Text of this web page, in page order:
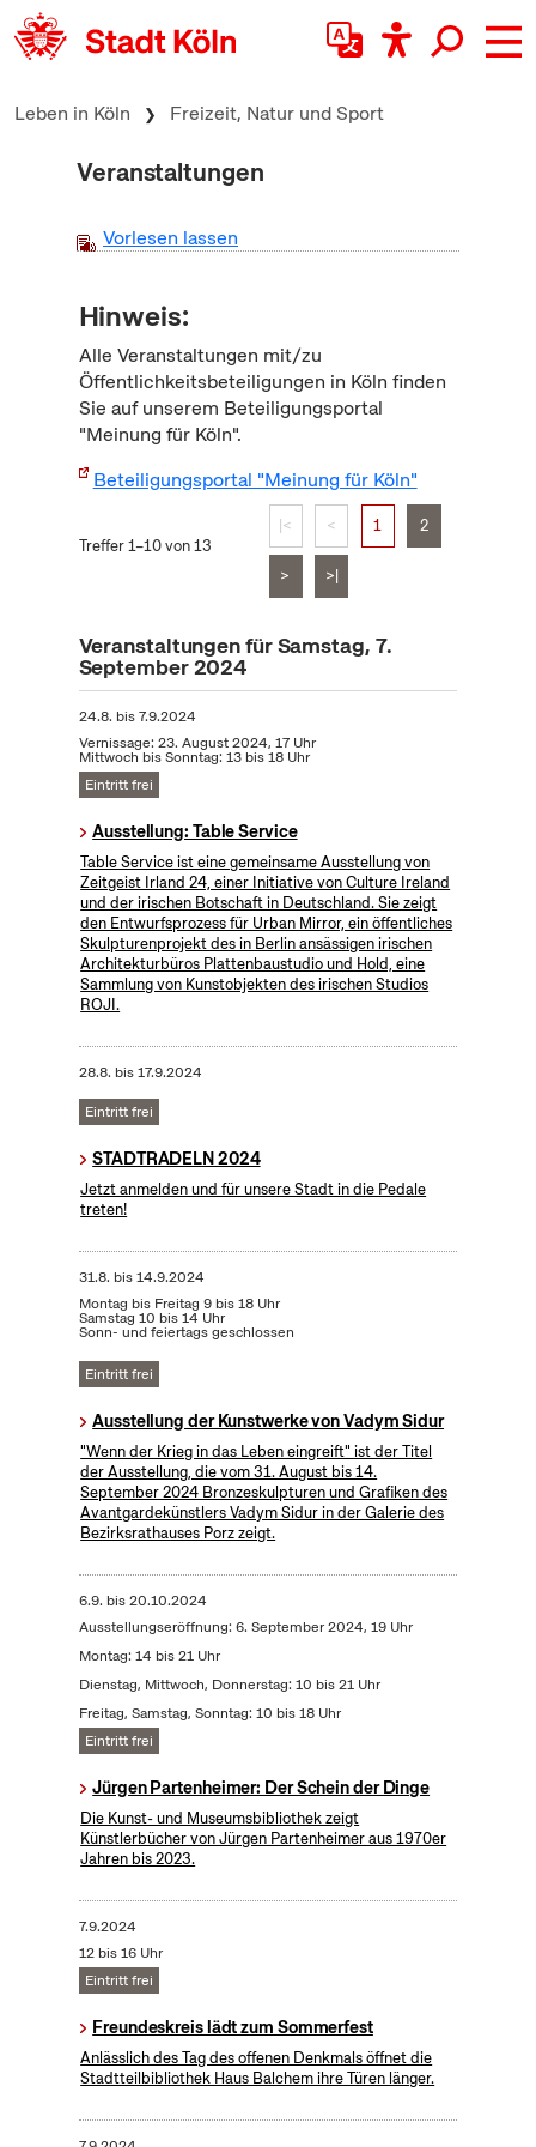
zum Inhalt springen
Leben in Köln Freizeit, Natur und Sport
Veranstaltungen
Vorlesen lassen
Hinweis:
Alle Veranstaltungen mit/zu
Öffentlichkeitsbeteiligungen in Köln finden
Sie auf unserem Beteiligungsportal
"Meinung für Köln".
Beteiligungsportal "Meinung für Köln"
Treffer 1–10 von 13
|< < 1 2
> >|
Veranstaltungen für Samstag, 7.
September 2024
24.8. bis7.9.2024
Vernissage: 23. August 2024, 17 Uhr
Mittwoch bis Sonntag: 13 bis 18 Uhr
Eintritt frei
Ausstellung: Table Service
Table Service ist eine gemeinsame Ausstellung von
Zeitgeist Irland 24, einer Initiative von Culture Ireland
und der irischen Botschaft in Deutschland. Sie zeigt
den Entwurfsprozess für Urban Mirror, ein öffentliches
Skulpturenprojekt des in Berlin ansässigen irischen
Architekturbüros Plattenbaustudio und Hold, eine
Sammlung von Kunstobjekten des irischen Studios
ROJI.
28.8. bis17.9.2024
Eintritt frei
STADTRADELN 2024
Jetzt anmelden und für unsere Stadt in die Pedale
treten!
31.8. bis14.9.2024
Montag bis Freitag 9 bis 18 Uhr
Samstag 10 bis 14 Uhr
Sonn- und feiertags geschlossen
Eintritt frei
Ausstellung der Kunstwerke von Vadym Sidur
"Wenn der Krieg in das Leben eingreift" ist der Titel
der Ausstellung, die vom 31. August bis 14.
September 2024 Bronzeskulpturen und Grafiken des
Avantgardekünstlers Vadym Sidur in der Galerie des
Bezirksrathauses Porz zeigt.
6.9. bis20.10.2024
Ausstellungseröffnung: 6. September 2024, 19 Uhr
Montag: 14 bis 21 Uhr
Dienstag, Mittwoch, Donnerstag: 10 bis 21 Uhr
Freitag, Samstag, Sonntag: 10 bis 18 Uhr
Eintritt frei
Jürgen Partenheimer: Der Schein der Dinge
Die Kunst- und Museumsbibliothek zeigt
Künstlerbücher von Jürgen Partenheimer aus 1970er
Jahren bis 2023.
7.9.2024
12 bis 16 Uhr
Eintritt frei
Freundeskreis lädt zum Sommerfest
Anlässlich des Tag des offenen Denkmals öffnet die
Stadtteilbibliothek Haus Balchem ihre Türen länger.